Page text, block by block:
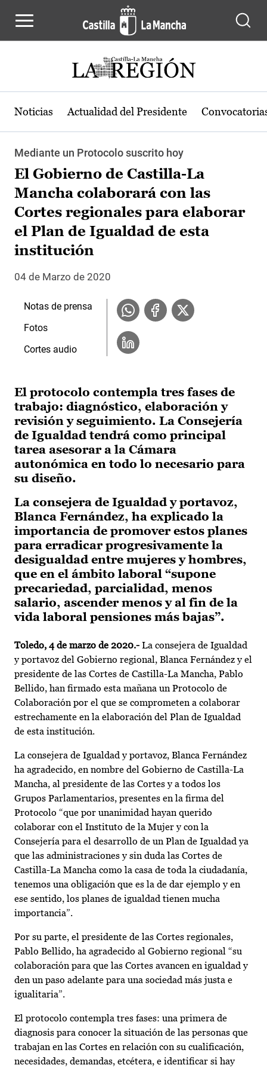
Noticias Actualidad del Presidente
Mediante un Protocolo suscrito hoy
El Gobierno de Castilla-La
Mancha colaborará con las
Cortes regionales para elaborar
el Plan de Igualdad de esta
institución
04 de Marzo de 2020
El protocolo contempla tres fases de
trabajo: diagnóstico, elaboración y
revisión y seguimiento. La Consejería
de Igualdad tendrá como principal
tarea asesorar a la Cámara
autonómica en todo lo necesario para
su diseño.
La consejera de Igualdad y portavoz,
Blanca Fernández, ha explicado la
importancia de promover estos planes
para erradicar progresivamente la
desigualdad entre mujeres y hombres,
que en el ámbito laboral “supone
precariedad, parcialidad, menos
salario, ascender menos y al fin de la
vida laboral pensiones más bajas”.
Toledo, 4 de marzo de 2020.- La consejera de Igualdad
y portavoz del Gobierno regional, Blanca Fernández y el
presidente de las Cortes de Castilla-La Mancha, Pablo
Bellido, han firmado esta mañana un Protocolo de
Colaboración por el que se comprometen a colaborar
estrechamente en la elaboración del Plan de Igualdad
de esta institución.
La consejera de Igualdad y portavoz, Blanca Fernández
ha agradecido, en nombre del Gobierno de Castilla-La
Mancha, al presidente de las Cortes y a todos los
Grupos Parlamentarios, presentes en la firma del
Protocolo “que por unanimidad hayan querido
colaborar con el Instituto de la Mujer y con la
Consejería para el desarrollo de un Plan de Igualdad ya
que las administraciones y sin duda las Cortes de
Castilla-La Mancha como la casa de toda la ciudadanía,
tenemos una obligación que es la de dar ejemplo y en
ese sentido, los planes de igualdad tienen mucha
importancia”.
Por su parte, el presidente de las Cortes regionales,
Pablo Bellido, ha agradecido al Gobierno regional “su
colaboración para que las Cortes avancen en igualdad y
den un paso adelante para una sociedad más justa e
igualitaria”.
El protocolo contempla tres fases: una primera de
diagnosis para conocer la situación de las personas que
trabajan en las Cortes en relación con su cualificación,
necesidades, demandas, etcétera, e identificar si hay
Notas de prensa
Fotos
Cortes audio